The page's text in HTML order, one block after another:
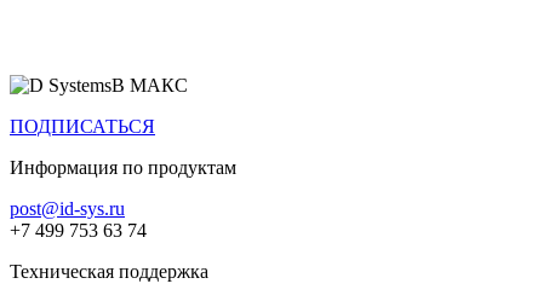
В МАКС
ПОДПИСАТЬСЯ
Информация по продуктам
post@id-sys.ru
+7 499 753 63 74
Техническая поддержка